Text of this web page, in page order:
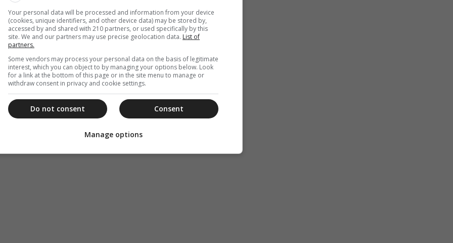
του Ποιμενάρχου μας.
εκ μέρους όλων μία χειροποίητη
τις ευχαρίστησε και τους ευχήθηκε καλή
με την αναμνηστική φωτογραφία και με την
μην ξεχνούν ποτέ τις φιλίες που
είναι ένας ισχυρός δεσμός αγάπης.
Your personal data will be processed and information from your device
(cookies, unique identifiers, and other device data) may be stored by,
accessed by and shared with 210 partners, or used specifically by this
site. We and our partners may use precise geolocation data. List of
partners.
Some vendors may process your personal data on the basis of legitimate
interest, which you can object to by managing your options below. Look
for a link at the bottom of this page or in the site menu to manage or
withdraw consent in privacy and cookie settings.
Consent
Do not consent
Manage options